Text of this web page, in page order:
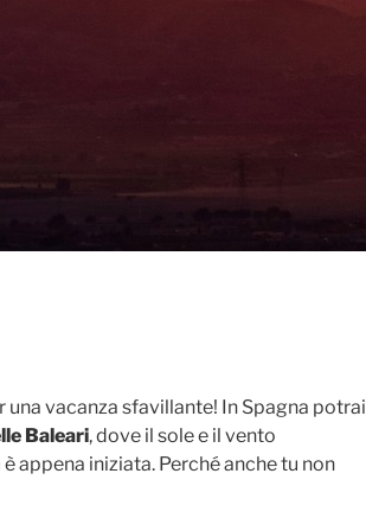
una vacanza sfavillante! In Spagna potrai
Baleari, dove il sole e il vento
appena iniziata. Perché anche tu non